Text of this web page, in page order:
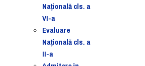
Naţională cls. a
VI-a
Evaluare
Naţională cls. a
II-a